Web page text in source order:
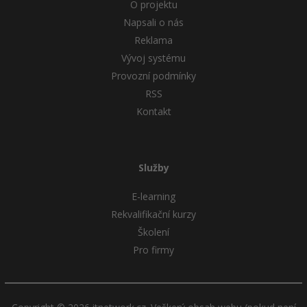
O projektu
Napsali o nás
Reklama
Vývoj systému
Provozní podmínky
RSS
Kontakt
Služby
E-learning
Rekvalifikační kurzy
Školení
Pro firmy